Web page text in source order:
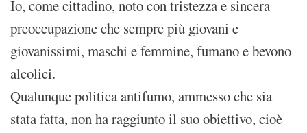
Io, come cittadino, noto con tristezza e sincera
preoccupazione che sempre più giovani e
giovanissimi, maschi e femmine, fumano e bevono
alcolici.
Qualunque politica antifumo, ammesso che sia
stata fatta, non ha raggiunto il suo obiettivo, cioè